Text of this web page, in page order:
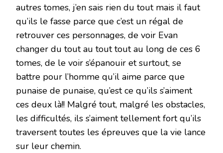
autres tomes, j’en sais rien du tout mais il faut
qu’ils le fasse parce que c’est un régal de
retrouver ces personnages, de voir Evan
changer du tout au tout tout au long de ces 6
tomes, de le voir s’épanouir et surtout, se
battre pour l’homme qu’il aime parce que
punaise de punaise, qu’est ce qu’ils s’aiment
ces deux là!! Malgré tout, malgré les obstacles,
les difficultés, ils s’aiment tellement fort qu’ils
traversent toutes les épreuves que la vie lance
sur leur chemin.